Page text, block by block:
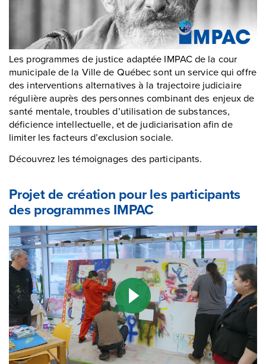
Les programmes de justice adaptée IMPAC de la cour
municipale de la Ville de Québec sont un service qui offre
des interventions alternatives à la trajectoire judiciaire
régulière auprès des personnes combinant des enjeux de
santé mentale, troubles d’utilisation de substances,
déficience intellectuelle, et de judiciarisation afin de
limiter les facteurs d’exclusion sociale.
Découvrez les témoignages des participants.
Projet de création pour les participants
des programmes IMPAC